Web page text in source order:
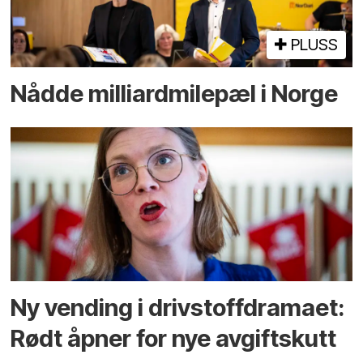
PLUSS
Nådde milliard­­milepæl i Norge
Ny vending i drivstoffdramaet:
Rødt åpner for nye avgiftskutt